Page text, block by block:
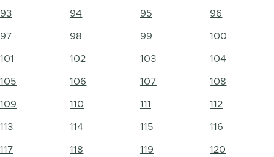
93 94 95 96
97 98 99 100
101 102 103 104
105 106 107 108
109 110 111 112
113 114 115 116
117 118 119 120